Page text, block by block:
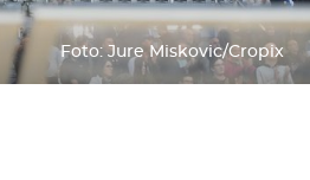
Foto: Jure Miskovic/Cropix